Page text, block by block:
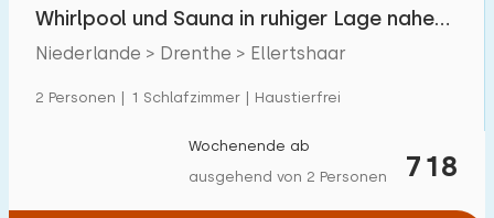
Kindereinrichtungen im Park
Zugänglichkeit
Eingeschränkte Mobilität
Rollstuhlgerecht
Whirlpool und Sauna in ruhiger Lage nahe
Borger
Niederlande > Drenthe > Ellertshaar
2 Personen | 1 Schlafzimmer | Haustierfrei
718
Wochenende ab
ausgehend von 2 Personen